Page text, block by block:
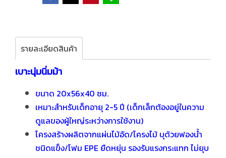
รายละเอียดสินค้า
เบาะนุ่มนิ่มม้า
ขนาด 20x56x40 ซม.
เหมาะสำหรับเด็กอายุ 2-5 ปี (เด็กเล็กต้องอยู่ในความ
ดูแลของผู้ใหญ่ระหว่างการใช้งาน)
โครงสร้างผลิตจากแผ่นไม้อัด/โครงไม้ บุด้วยฟองน้ำ
ชนิดแข็ง/โฟม EPE ยืดหยุ่น รองรับแรงกระแทก ไม่ยุบ